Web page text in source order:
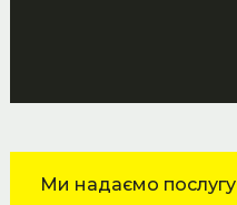
Ми надаємо послугу